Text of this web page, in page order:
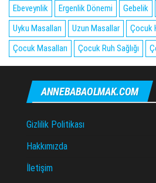
Ebeveynlik
Ergenlik Dönemi Gebelik
Uyku Masalları
Uzun Masallar
Çocuk
Çocuk Masalları
Çocuk Ruh Sağlığı
ANNEBABAOLMAK.COM
Gizlilik Politikası
Hakkımızda
İletişim